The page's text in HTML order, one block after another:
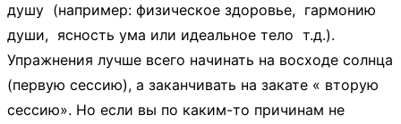
душу (например: физическое здоровье, гармонию
души, ясность ума или идеальное тело т.д.).
Упражнения лучше всего начинать на восходе солнца
(первую сессию), а заканчивать на закате « вторую
сессию». Но если вы по каким-то причинам не